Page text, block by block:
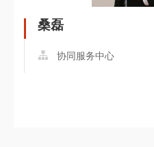
桑磊
协同服务中心